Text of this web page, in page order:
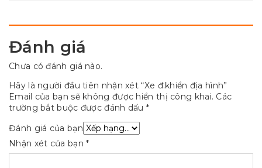
Đánh giá
Chưa có đánh giá nào.
Hãy là người đầu tiên nhận xét “Xe đ.khiển địa hình”
Email của bạn sẽ không được hiển thị công khai. Các
trường bắt buộc được đánh dấu*
Đánh giá của bạn
Nhận xét của bạn*